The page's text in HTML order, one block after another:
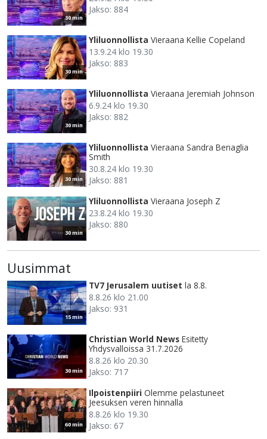
30 min
Jakso: 884
30 min
Yliluonnollista Vieraana Kellie Copeland
13.9.24 klo 19.30
Jakso: 883
30 min
Yliluonnollista Vieraana Jeremiah Johnson
6.9.24 klo 19.30
Jakso: 882
30 min
Yliluonnollista Vieraana Sandra Benaglia
Smith
30.8.24 klo 19.30
Jakso: 881
30 min
Yliluonnollista Vieraana Joseph Z
23.8.24 klo 19.30
Jakso: 880
Uusimmat
15 min
TV7 Jerusalem uutiset la 8.8.
8.8.26 klo 21.00
Jakso: 931
30 min
Christian World News Esitetty
Yhdysvalloissa 31.7.2026
8.8.26 klo 20.30
Jakso: 717
60 min
Ilpoistenpiiri Olemme pelastuneet
Jeesuksen veren hinnalla
8.8.26 klo 19.30
Jakso: 67